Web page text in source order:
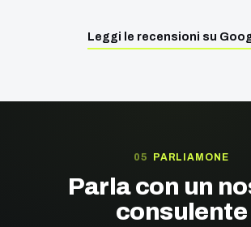
Leggi le recensioni su
PARLIAMONE
Parla con un
consulente